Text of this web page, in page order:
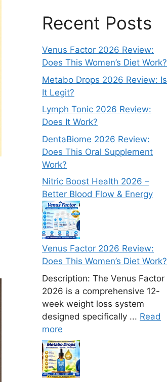
Recent Posts
Venus Factor 2026 Review:
Does This Women’s Diet Work?
Metabo Drops 2026 Review: Is
It Legit?
Lymph Tonic 2026 Review:
Does It Work?
DentaBiome 2026 Review:
Does This Oral Supplement
Work?
Nitric Boost Health 2026 –
Better Blood Flow & Energy
Venus Factor 2026 Review:
Does This Women’s Diet Work?
Description: The Venus Factor
2026 is a comprehensive 12-
week weight loss system
designed specifically ... Read
more